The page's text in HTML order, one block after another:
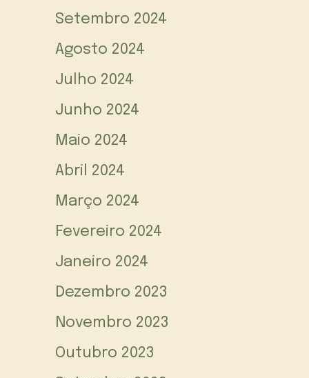
Setembro 2024
Agosto 2024
Julho 2024
Junho 2024
Maio 2024
Abril 2024
Março 2024
Fevereiro 2024
Janeiro 2024
Dezembro 2023
Novembro 2023
Outubro 2023